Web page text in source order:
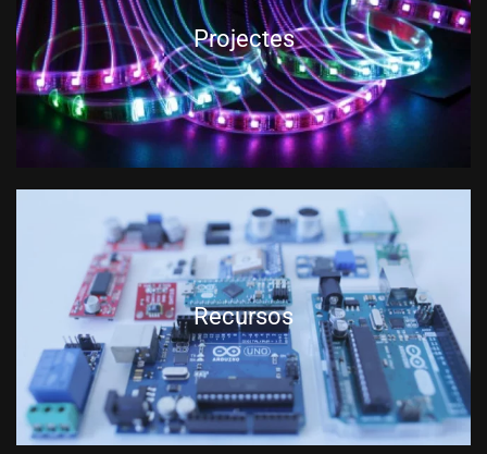
Projectes
Recursos